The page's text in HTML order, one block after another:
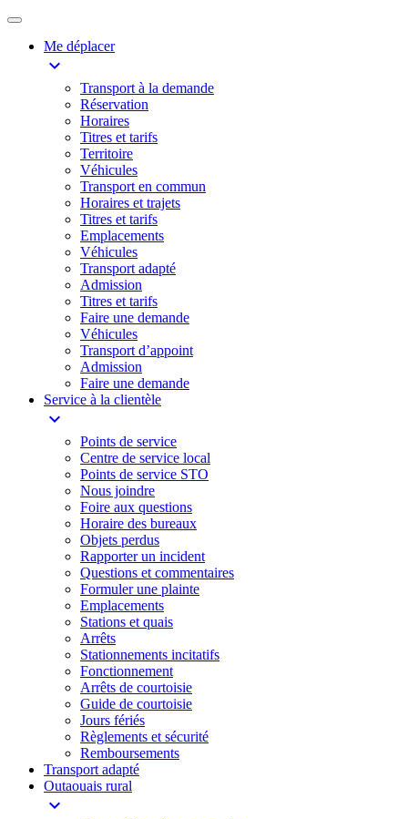
Me déplacer
expand_more
Transport à la demande
Réservation
Horaires
Titres et tarifs
Territoire
Véhicules
Transport en commun
Horaires et trajets
Titres et tarifs
Emplacements
Véhicules
Transport adapté
Admission
Titres et tarifs
Faire une demande
Véhicules
Transport d’appoint
Admission
Faire une demande
Service à la clientèle
expand_more
Points de service
Centre de service local
Points de service STO
Nous joindre
Foire aux questions
Horaire des bureaux
Objets perdus
Rapporter un incident
Questions et commentaires
Formuler une plainte
Emplacements
Stations et quais
Arrêts
Stationnements incitatifs​
Fonctionnement
Arrêts de courtoisie​
Guide de courtoisie
Jours fériés
Règlements et sécurité
Remboursements
Transport adapté
Outaouais rural
expand_more